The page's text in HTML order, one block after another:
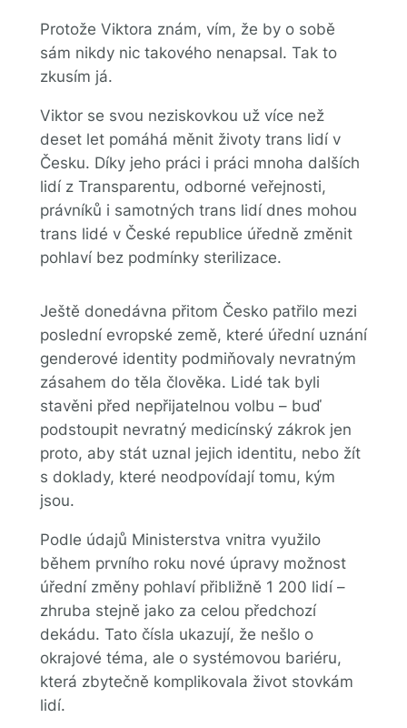
Protože Viktora znám, vím, že by o sobě
sám nikdy nic takového nenapsal. Tak to
zkusím já.
Viktor se svou neziskovkou už více než
deset let pomáhá měnit životy trans lidí v
Česku. Díky jeho práci i práci mnoha dalších
lidí z Transparentu, odborné veřejnosti,
právníků i samotných trans lidí dnes mohou
trans lidé v České republice úředně změnit
pohlaví bez podmínky sterilizace.
Ještě donedávna přitom Česko patřilo mezi
poslední evropské země, které úřední uznání
genderové identity podmiňovaly nevratným
zásahem do těla člověka. Lidé tak byli
stavěni před nepřijatelnou volbu – buď
podstoupit nevratný medicínský zákrok jen
proto, aby stát uznal jejich identitu, nebo žít
s doklady, které neodpovídají tomu, kým
jsou.
Podle údajů Ministerstva vnitra využilo
během prvního roku nové úpravy možnost
úřední změny pohlaví přibližně 1 200 lidí –
zhruba stejně jako za celou předchozí
dekádu. Tato čísla ukazují, že nešlo o
okrajové téma, ale o systémovou bariéru,
která zbytečně komplikovala život stovkám
lidí.